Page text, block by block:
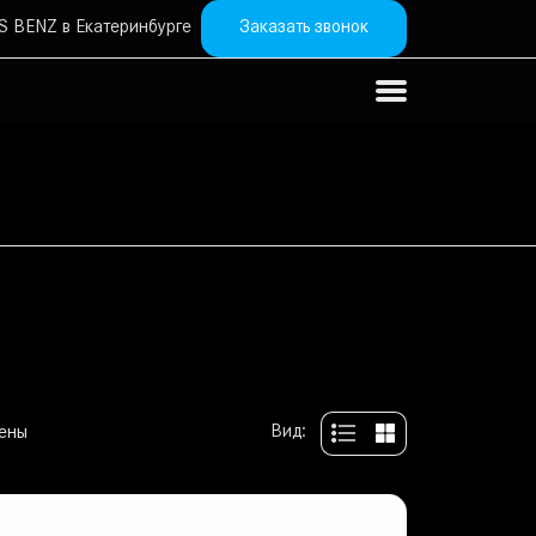
BENZ в Екатеринбурге Заказать звонок
Вид: